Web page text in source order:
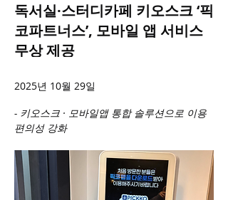
독서실·스터디카페 키오스크 ‘픽
코파트너스’, 모바일 앱 서비스
무상 제공
2025년 10월 29일
- 키오스크 · 모바일앱 통합 솔루션으로 이용
편의성 강화